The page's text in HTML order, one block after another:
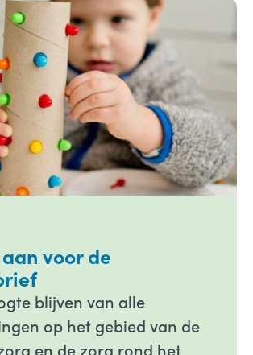
voor de
blijven van alle
op het gebied van de
en de zorg rond het